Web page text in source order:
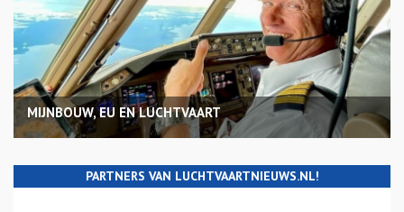
MIJNBOUW, EU EN LUCHTVAART
PARTNERS VAN LUCHTVAARTNIEUWS.NL!